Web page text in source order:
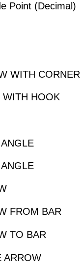
Point
WITH
WITH HOOK
FROM BAR
TO BAR
ARROW